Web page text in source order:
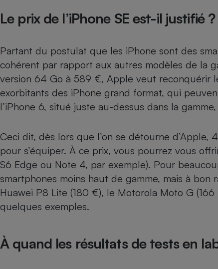
Le prix de l’iPhone SE est-il justifié ?
Partant du postulat que les iPhone sont des
cohérent par rapport aux autres modèles de la
version 64 Go à 589 €, Apple veut reconquérir
exorbitants des iPhone grand format, qui
l’iPhone 6, situé juste au-dessus dans la
Ceci dit, dès lors que l’on se détourne
pour s’équiper. À ce prix, vous pourrez vous
S6 Edge ou Note 4, par exemple). Pour
smartphones moins haut de gamme, mais à bon
Huawei P8 Lite (180 €), le Motorola Moto G
quelques exemples.
À quand les résultats de tests en